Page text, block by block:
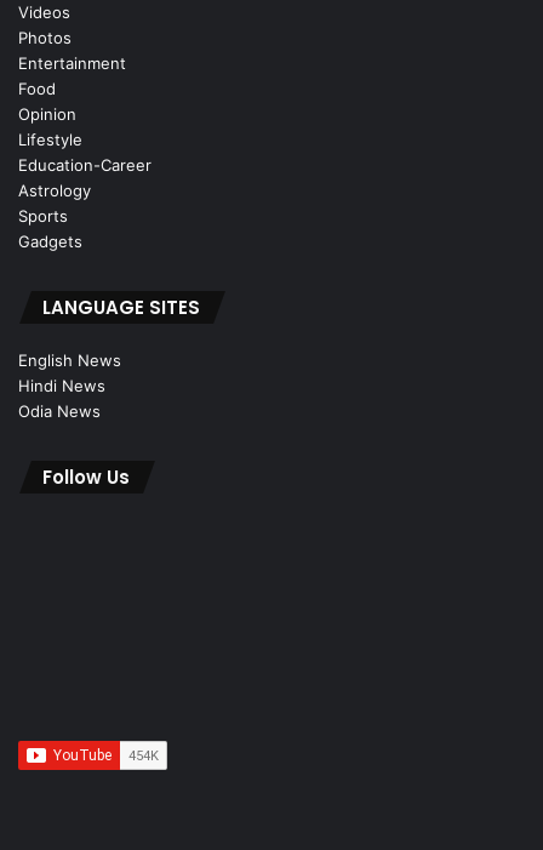
Videos
Photos
Entertainment
Food
Opinion
Lifestyle
Education-Career
Astrology
Sports
Gadgets
LANGUAGE SITES
English News
Hindi News
Odia News
Follow Us